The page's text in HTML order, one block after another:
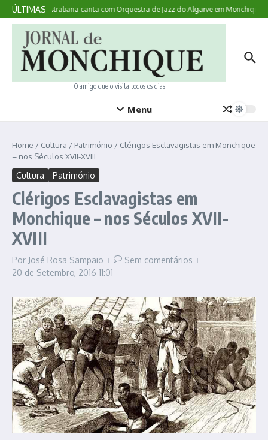
Ir para o conteúdo
ÚLTIMAS
Acontece: australiana canta com Orquestra de Jazz do Algarve em Monchique
O amigo que o visita todos os dias
Menu
Home / Cultura / Património / Clérigos Esclavagistas em Monchique
– nos Séculos XVII-XVIII
Cultura Património
Clérigos Esclavagistas em
Monchique – nos Séculos XVII-
XVIII
Por José Rosa Sampaio
Sem comentários
20 de Setembro, 2016 11:01